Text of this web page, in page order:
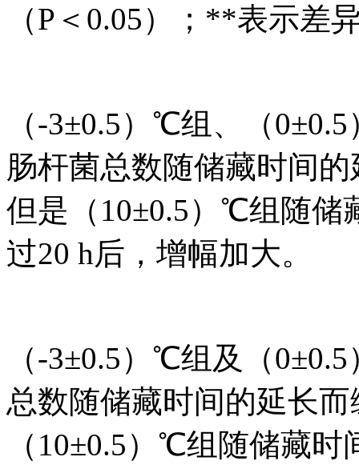
（P＜0.05）；**表示差
（-3±0.5）℃组、（
肠杆菌总数随储藏时间
但是（10±0.5）℃组随储
过20 h后，增幅加大。
（-3±0.5）℃组及（
总数随储藏时间的延长
（10±0.5）℃组随储藏